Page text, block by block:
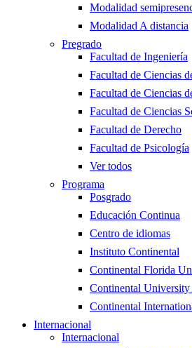
Modalidad
Modalidad A distancia
Pregrado
Facultad de Ingeniería
Facultad de Ciencias
Facultad de Ciencias
Facultad de Ciencias
Facultad de Derecho
Facultad de Psicología
Ver todos
Programa
Posgrado
Educación Continua
Centro de idiomas
Instituto Continental
Continental Florida
Continental
Continental
Internacional
Internacional